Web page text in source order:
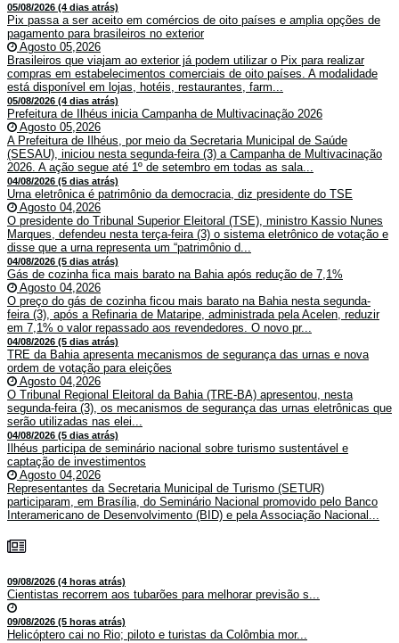
05/08/2026 (4 dias atrás)
Pix passa a ser aceito em comércios de oito países e amplia opções de
pagamento para brasileiros no exterior
Agosto 05,2026
Brasileiros que viajam ao exterior já podem utilizar o Pix para realizar
compras em estabelecimentos comerciais de oito países. A modalidade
está disponível em lojas, hotéis, restaurantes, farm...
05/08/2026 (4 dias atrás)
Prefeitura de Ilhéus inicia Campanha de Multivacinação 2026
Agosto 05,2026
A Prefeitura de Ilhéus, por meio da Secretaria Municipal de Saúde
(SESAU), iniciou nesta segunda-feira (3) a Campanha de Multivacinação
2026. A ação segue até 1º de setembro em todas as sala...
04/08/2026 (5 dias atrás)
Urna eletrônica é patrimônio da democracia, diz presidente do TSE
Agosto 04,2026
O presidente do Tribunal Superior Eleitoral (TSE), ministro Kassio Nunes
Marques, defendeu nesta terça-feira (3) o sistema eletrônico de votação e
disse que a urna representa um “patrimônio d...
04/08/2026 (5 dias atrás)
Gás de cozinha fica mais barato na Bahia após redução de 7,1%
Agosto 04,2026
O preço do gás de cozinha ficou mais barato na Bahia nesta segunda-
feira (3), após a Refinaria de Mataripe, administrada pela Acelen, reduzir
em 7,1% o valor repassado aos revendedores. O novo pr...
04/08/2026 (5 dias atrás)
TRE da Bahia apresenta mecanismos de segurança das urnas e nova
ordem de votação para eleições
Agosto 04,2026
O Tribunal Regional Eleitoral da Bahia (TRE-BA) apresentou, nesta
segunda-feira (3), os mecanismos de segurança das urnas eletrônicas que
serão utilizadas nas elei...
04/08/2026 (5 dias atrás)
Ilhéus participa de seminário nacional sobre turismo sustentável e
captação de investimentos
Agosto 04,2026
Representantes da Secretaria Municipal de Turismo (SETUR)
participaram, em Brasília, do Seminário Nacional promovido pelo Banco
Interamericano de Desenvolvimento (BID) e pela Associação Nacional...
09/08/2026 (4 horas atrás)
Cientistas recorrem aos tubarões para melhorar previsão s...
09/08/2026 (5 horas atrás)
Helicóptero cai no Rio; piloto e turistas da Colômbia mor...